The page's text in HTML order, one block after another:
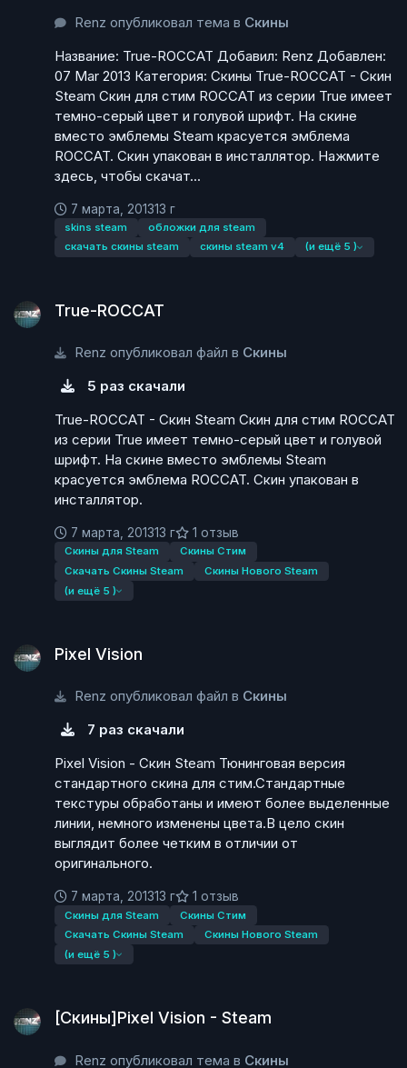
Renz опубликовал тема в Скины
Название: True-ROCCAT Добавил: Renz Добавлен:
07 Mar 2013 Категория: Скины True-ROCCAT - Скин
Steam Скин для стим ROCCAT из серии True имеет
темно-серый цвет и голувой шрифт. На скине
вместо эмблемы Steam красуется эмблема
ROCCAT. Скин упакован в инсталлятор. Нажмите
здесь, чтобы скачат...
7 марта, 201313 г
skins steam
обложки для steam
скачать скины steam
скины steam v4 (и ещё 5 )
True-ROCCAT
Renz опубликовал файл в Скины
5 раз скачали
True-ROCCAT - Скин Steam Скин для стим ROCCAT
из серии True имеет темно-серый цвет и голувой
шрифт. На скине вместо эмблемы Steam
красуется эмблема ROCCAT. Скин упакован в
инсталлятор.
7 марта, 201313 г 1 отзыв
Скины для Steam
Скины Стим
Скачать Скины Steam
Скины Нового Steam
(и ещё 5 )
Pixel Vision
Renz опубликовал файл в Скины
7 раз скачали
Pixel Vision - Скин Steam Тюнинговая версия
стандартного скина для стим.Стандартные
текстуры обработаны и имеют более выделенные
линии, немного изменены цвета.В цело скин
выглядит более четким в отличии от
оригинального.
7 марта, 201313 г 1 отзыв
Скины для Steam
Скины Стим
Скачать Скины Steam
Скины Нового Steam
(и ещё 5 )
[Скины]Pixel Vision - Steam
Renz опубликовал тема в Скины